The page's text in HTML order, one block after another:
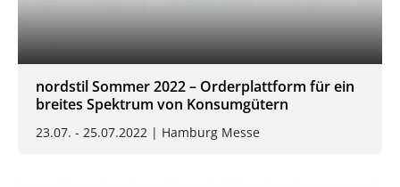
nordstil Sommer 2022 – Orderplattform für ein
breites Spektrum von Konsumgütern
23.07. - 25.07.2022 | Hamburg Messe